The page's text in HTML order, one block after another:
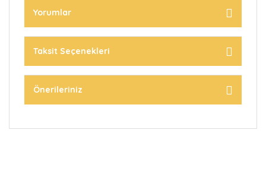
Yorumlar
Taksit Seçenekleri
Önerileriniz